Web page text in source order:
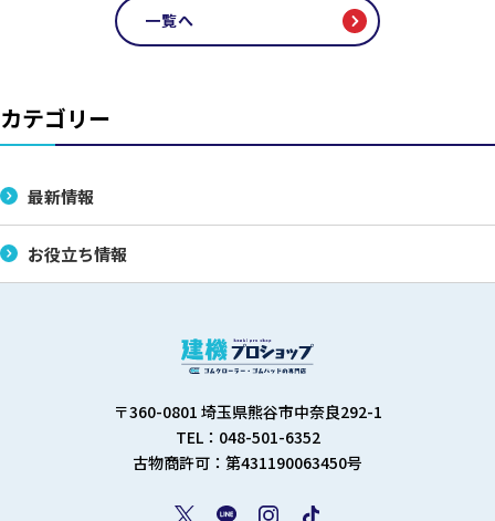
一覧へ
カテゴリー
最新情報
お役立ち情報
〒360-0801 埼玉県熊谷市中奈良292-1
TEL：048-501-6352
古物商許可：第431190063450号